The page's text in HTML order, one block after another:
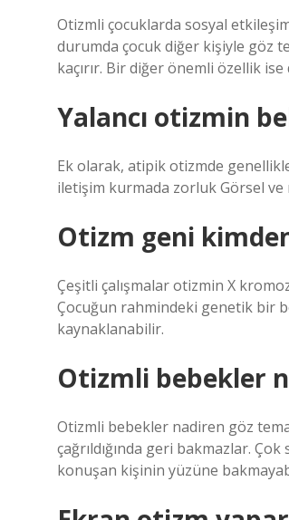
Otizmli çocuklarda sosyal
durumda çocuk diğer kişiyle göz
kaçırır. Bir diğer önemli özellik
Yalancı otizmin
Ek olarak, atipik otizmde
iletişim kurmada zorluk Görsel ve
Otizm geni
Çeşitli çalışmalar otizmin X
Çocuğun rahmindeki genetik bir
kaynaklanabilir.
Otizmli bebekler
Otizmli bebekler nadiren göz
çağrıldığında geri bakmazlar.
konuşan kişinin yüzüne